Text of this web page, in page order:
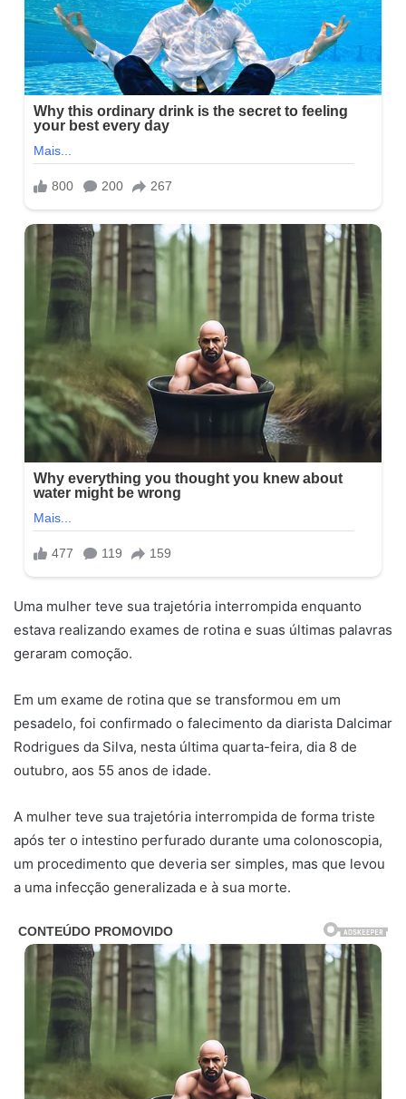
Uma mulher teve sua trajetória interrompida enquanto
estava realizando exames de rotina e suas últimas palavras
geraram comoção.
Em um exame de rotina que se transformou em um
pesadelo, foi confirmado o falecimento da diarista Dalcimar
Rodrigues da Silva, nesta última quarta-feira, dia 8 de
outubro, aos 55 anos de idade.
A mulher teve sua trajetória interrompida de forma triste
após ter o intestino perfurado durante uma colonoscopia,
um procedimento que deveria ser simples, mas que levou
a uma infecção generalizada e à sua morte.